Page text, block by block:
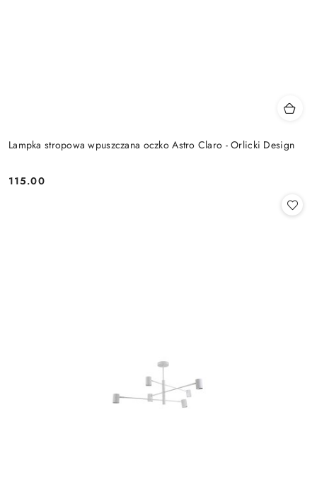
Lampka stropowa wpuszczana oczko Astro Claro - Orlicki Design
Cena:
115.00